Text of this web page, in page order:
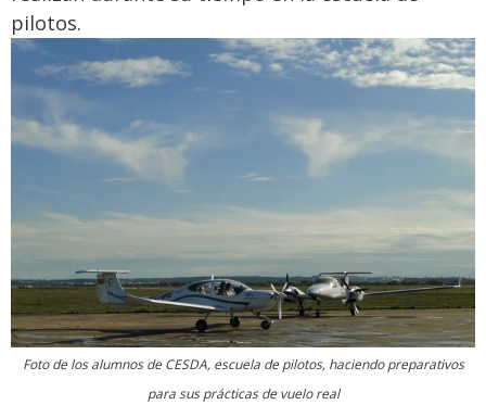
pilotos.
Foto de los alumnos de CESDA, escuela de pilotos, haciendo preparativos
para sus prácticas de vuelo real